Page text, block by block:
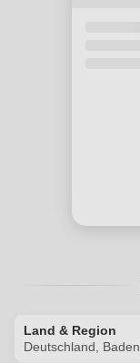
Land & Region
Deutschland, Baden